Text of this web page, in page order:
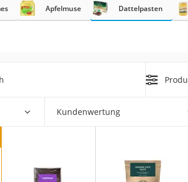
Apfelmuse Dattelpasten
Kundenwertung